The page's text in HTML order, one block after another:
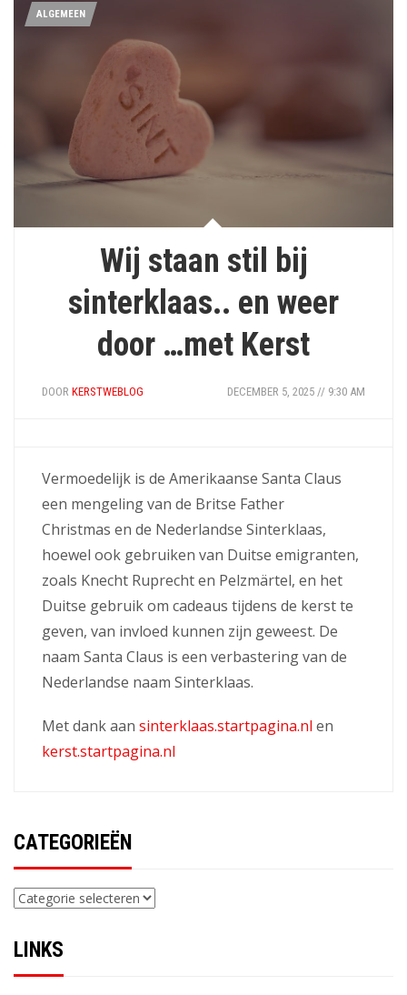
ALGEMEEN
Wij staan stil bij
sinterklaas.. en weer
door …met Kerst
DOOR KERSTWEBLOG DECEMBER 5, 2025 // 9:30 AM
Vermoedelijk is de Amerikaanse Santa Claus
een mengeling van de Britse Father
Christmas en de Nederlandse Sinterklaas,
hoewel ook gebruiken van Duitse emigranten,
zoals Knecht Ruprecht en Pelzmärtel, en het
Duitse gebruik om cadeaus tijdens de kerst te
geven, van invloed kunnen zijn geweest. De
naam Santa Claus is een verbastering van de
Nederlandse naam Sinterklaas.
Met dank aan sinterklaas.startpagina.nl en
kerst.startpagina.nl
CATEGORIEËN
Categorieën
LINKS